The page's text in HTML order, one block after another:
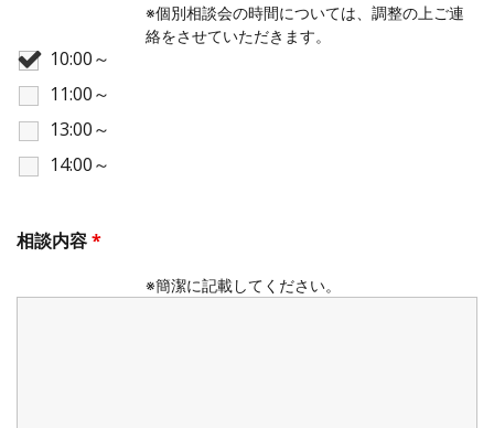
10:00～
11:00～
13:00～
14:00～
※個別相談会の時間については、調整の上ご連
絡をさせていただきます。
相談内容*
※簡潔に記載してください。